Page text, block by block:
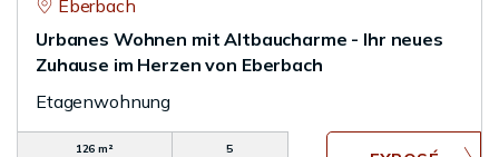
Eberbach
Urbanes Wohnen mit Altbaucharme - Ihr neues
Zuhause im Herzen von Eberbach
Etagenwohnung
126 m²
5